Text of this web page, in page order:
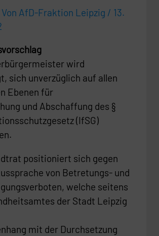
AfD-Fraktion Leipzig / 13.
wird
sich unverzüglich auf allen
Ebenen für
und Abschaffung des §
(IfSG)
positioniert sich gegen
von Betretungs- und
welche seitens
der Stadt Leipzig
mit der Durchsetzung